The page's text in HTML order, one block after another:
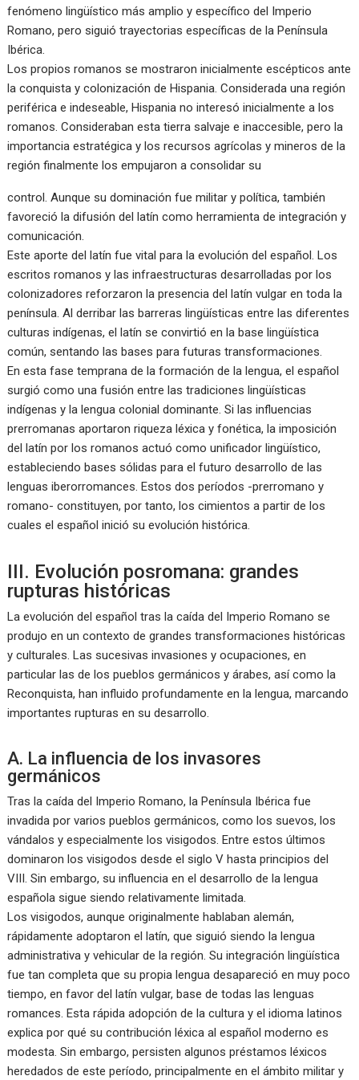
fenómeno lingüístico más amplio y específico del Imperio
Romano, pero siguió trayectorias específicas de la Península
Ibérica.
Los propios romanos se mostraron inicialmente escépticos ante
la conquista y colonización de Hispania. Considerada una región
periférica e indeseable, Hispania no interesó inicialmente a los
romanos. Consideraban esta tierra salvaje e inaccesible, pero la
importancia estratégica y los recursos agrícolas y mineros de la
región finalmente los empujaron a consolidar su
control. Aunque su dominación fue militar y política, también
favoreció la difusión del latín como herramienta de integración y
comunicación.
Este aporte del latín fue vital para la evolución del español. Los
escritos romanos y las infraestructuras desarrolladas por los
colonizadores reforzaron la presencia del latín vulgar en toda la
península. Al derribar las barreras lingüísticas entre las diferentes
culturas indígenas, el latín se convirtió en la base lingüística
común, sentando las bases para futuras transformaciones.
En esta fase temprana de la formación de la lengua, el español
surgió como una fusión entre las tradiciones lingüísticas
indígenas y la lengua colonial dominante. Si las influencias
prerromanas aportaron riqueza léxica y fonética, la imposición
del latín por los romanos actuó como unificador lingüístico,
estableciendo bases sólidas para el futuro desarrollo de las
lenguas iberorromances. Estos dos períodos -prerromano y
romano- constituyen, por tanto, los cimientos a partir de los
cuales el español inició su evolución histórica.
III. Evolución posromana: grandes
rupturas históricas
La evolución del español tras la caída del Imperio Romano se
produjo en un contexto de grandes transformaciones históricas
y culturales. Las sucesivas invasiones y ocupaciones, en
particular las de los pueblos germánicos y árabes, así como la
Reconquista, han influido profundamente en la lengua, marcando
importantes rupturas en su desarrollo.
A. La influencia de los invasores
germánicos
Tras la caída del Imperio Romano, la Península Ibérica fue
invadida por varios pueblos germánicos, como los suevos, los
vándalos y especialmente los visigodos. Entre estos últimos
dominaron los visigodos desde el siglo V hasta principios del
VIII. Sin embargo, su influencia en el desarrollo de la lengua
española sigue siendo relativamente limitada.
Los visigodos, aunque originalmente hablaban alemán,
rápidamente adoptaron el latín, que siguió siendo la lengua
administrativa y vehicular de la región. Su integración lingüística
fue tan completa que su propia lengua desapareció en muy poco
tiempo, en favor del latín vulgar, base de todas las lenguas
romances. Esta rápida adopción de la cultura y el idioma latinos
explica por qué su contribución léxica al español moderno es
modesta. Sin embargo, persisten algunos préstamos léxicos
heredados de este período, principalmente en el ámbito militar y